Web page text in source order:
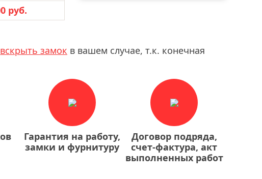
руб.
вскрыть замок в вашем случае, т.к. конечная
Гарантия на работу,
замки и фурнитуру
Договор подряда,
счет-фактура, акт
выполненных работ